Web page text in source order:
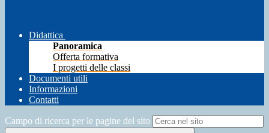
Didattica
Panoramica
Offerta formativa
I progetti delle classi
Documenti utili
Informazioni
Contatti
Campo di ricerca per le pagine del sito